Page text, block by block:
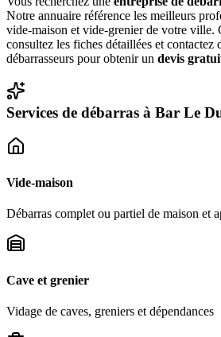
Notre annuaire référence les meilleurs
vide-maison et vide-grenier de votre ville.
consultez les fiches détaillées et contactez
débarrasseurs pour obtenir un devis
Services de débarras à Bar Le
Vide-maison
Débarras complet ou partiel de maison et
Cave et grenier
Vidage de caves, greniers et dépendances